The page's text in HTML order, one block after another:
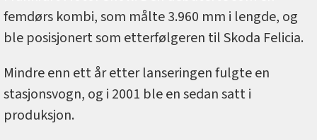
femdørs kombi, som målte 3.960 mm i lengde, og
ble posisjonert som etterfølgeren til Skoda Felicia.
Mindre enn ett år etter lanseringen fulgte en
stasjonsvogn, og i 2001 ble en sedan satt i
produksjon.